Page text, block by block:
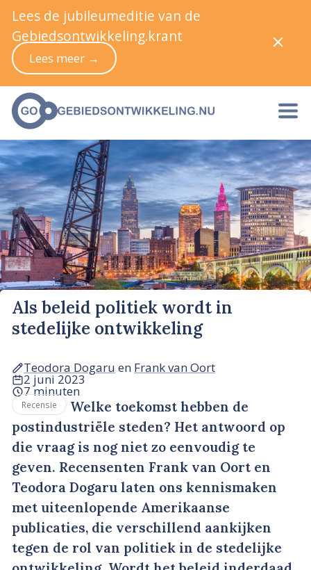
Als beleid politiek wordt in
stedelijke ontwikkeling
Teodora Dogaru en Frank van Oort
2 juni 2023
7 minuten
Recensie
Welke toekomst hebben de
postindustriële steden? Het antwoord op
die vraag is nog niet zo eenvoudig te
geven. Recensenten Frank van Oort en
Teodora Dogaru laten ons kennismaken
met uiteenlopende Amerikaanse
publicaties, die verschillend aankijken
tegen de rol van politiek in de stedelijke
Lees de jubileumeditie van de
Gebiedsontwikkeling.krant
Lees meer →